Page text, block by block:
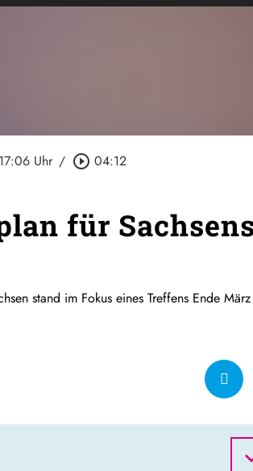
Uhr / play_circle_outline 04:12
für
stand im Fokus eines Treffens Ende